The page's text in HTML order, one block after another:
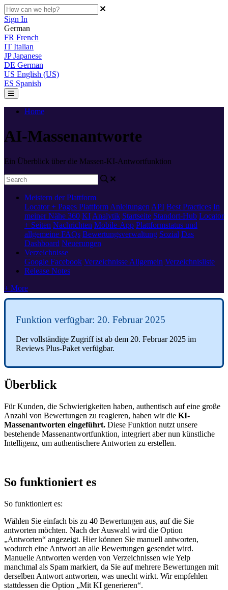
Sign In
German
FR French
IT Italian
JP Japanese
DE German
US English (US)
ES Spanish
Home
AI-Massenantworte
Ein Überblick über die Massen-KI-Antwortfunktion
Meistern der Plattform
Locator + Pages Plattform Anleitungen API Best Practices In
meiner Nähe 360 KI Analytik Startseite Standort-Hub Locator
+ Seiten Nachrichten Mobile-App Plattformstatus und
allgemeine FAQs Bewertungsverwaltung Sozial Das
Dashboard Neuerungen
Verzeichnisse
Google Facebook Verzeichnisse Allgemein Verzeichnisliste
Release Notes
+ More
Funktion verfügbar: 20. Februar 2025
Der vollständige Zugriff ist ab dem 20. Februar 2025 im
Reviews Plus-Paket verfügbar.
Überblick
Für Kunden, die Schwierigkeiten haben, authentisch auf eine große
Anzahl von Bewertungen zu reagieren, haben wir die KI-
Massenantworten eingeführt. Diese Funktion nutzt unsere
bestehende Massenantwortfunktion, integriert aber nun künstliche
Intelligenz, um authentischere Antworten zu erstellen.
So funktioniert es
So funktioniert es:
Wählen Sie einfach bis zu 40 Bewertungen aus, auf die Sie
antworten möchten. Nach der Auswahl wird die Option
„Antworten“ angezeigt. Hier können Sie manuell antworten,
wodurch eine Antwort an alle Bewertungen gesendet wird.
Manuelle Antworten werden von Verzeichnissen wie Yelp
manchmal als Spam markiert, da Sie auf mehrere Bewertungen mit
derselben Antwort antworten, was unecht wirkt. Wir empfehlen
stattdessen die Option „Mit KI generieren“.